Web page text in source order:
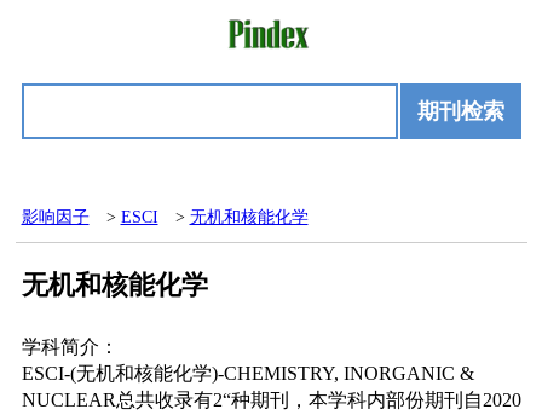
期刊检索
影响因子 > ESCI > 无机和核能化学
无机和核能化学
学科简介：
ESCI-(无机和核能化学)-CHEMISTRY, INORGANIC &
NUCLEAR总共收录有2“种期刊，本学科内部份期刊自2020